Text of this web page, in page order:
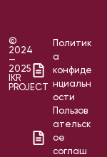
©
2024
—
2025
IKR
PROJECT
Политик
а
конфиде
нциальн
ости
Пользов
ательск
ое
соглаш